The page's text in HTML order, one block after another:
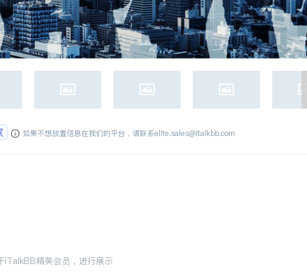
如果不想放置信息在我们的平台，请联系elite.sales@italkbb.com
iTalkBB精英会员，进行展示